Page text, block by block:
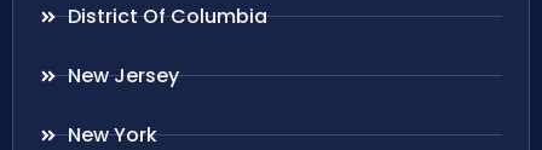
District Of Columbia
New Jersey
New York